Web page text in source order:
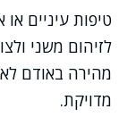
טיפות עיניים
לזיהום משני
מהירה באודם
מדויקת.